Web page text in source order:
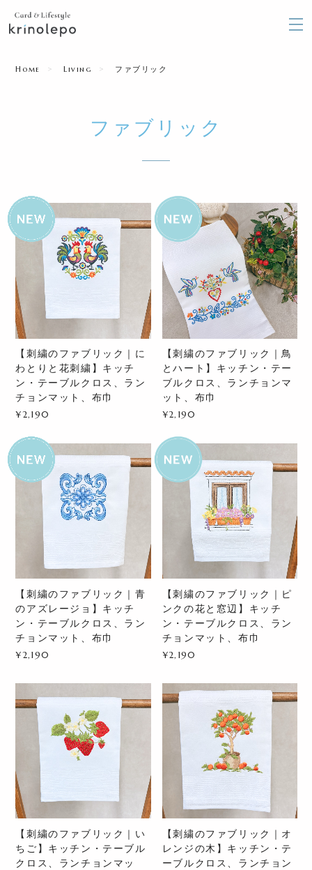
Home Living ファブリック
ファブリック
【刺繍のファブリック｜に
わとりと花刺繍】キッチ
ン・テーブルクロス、ラン
チョンマット、布巾
¥2,190
【刺繍のファブリック｜鳥
とハート】キッチン・テー
ブルクロス、ランチョンマ
ット、布巾
¥2,190
【刺繍のファブリック｜青
のアズレージョ】キッチ
ン・テーブルクロス、ラン
チョンマット、布巾
¥2,190
【刺繍のファブリック｜ピ
ンクの花と窓辺】キッチ
ン・テーブルクロス、ラン
チョンマット、布巾
¥2,190
【刺繍のファブリック｜い
ちご】キッチン・テーブル
クロス、ランチョンマッ
【刺繍のファブリック｜オ
レンジの木】キッチン・テ
ーブルクロス、ランチョン